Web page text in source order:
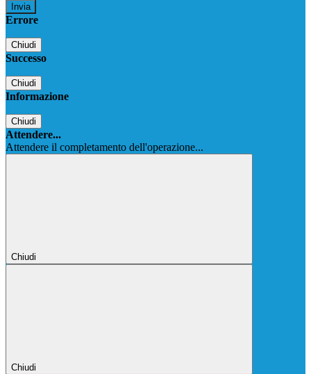
Errore
Chiudi
Successo
Chiudi
Informazione
Chiudi
Attendere...
Attendere il completamento dell'operazione...
Chiudi
Chiudi